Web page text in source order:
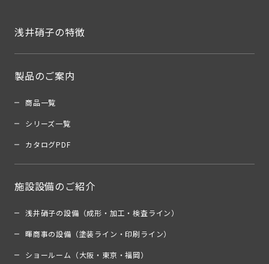
浅井硝子の特徴
製品のご案内
商品一覧
シリーズ一覧
カタログPDF
施設設備のご紹介
浅井硝子の設備（成形・加工・検査ライン）
暉商事の設備（塗装ライン・印刷ライン）
ショールーム（大阪・東京・福岡）